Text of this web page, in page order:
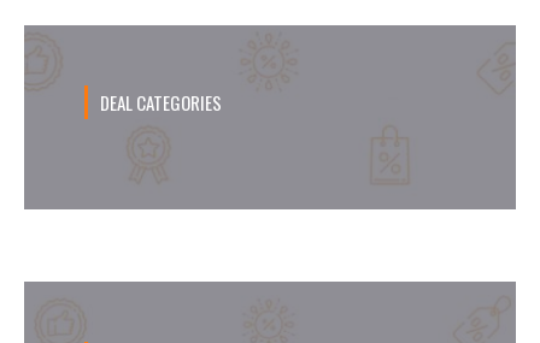
DEAL CATEGORIES